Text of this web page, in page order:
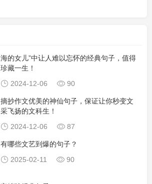
海的女儿”中让人难以忘怀的经典句子，值得
珍藏一生！
2024-12-06
90
摘抄作文优美的神仙句子，保证让你秒变文
采飞扬的文科生！
2024-12-06
87
有哪些文艺到爆的句子？
2025-02-11
90